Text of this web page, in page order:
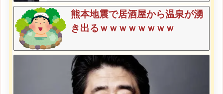
っかで見たことあると話題に
熊本地震で居酒屋から温泉が湧
き出るｗｗｗｗｗｗｗｗ